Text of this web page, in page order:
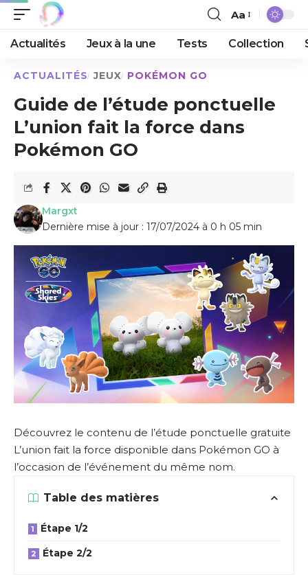
Aa
Actualités Jeux à la une Tests Collection
ACTUALITÉS JEUX POKÉMON GO
Guide de l’étude ponctuelle
L’union fait la force dans
Pokémon GO
Dernière mise à jour : 17/07/2024 à 0 h 05 min
Margxt
Découvrez le contenu de l’étude ponctuelle gratuite
L’union fait la force disponible dans Pokémon GO à
l’occasion de l’événement du même nom.
Table des matières
Étape 1/2
Étape 2/2